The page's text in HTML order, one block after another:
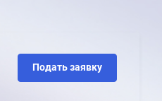
Подать заявку